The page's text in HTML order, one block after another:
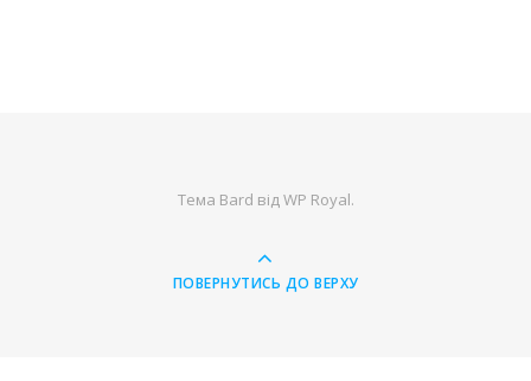
Тема Bard відWP Royal.
ПОВЕРНУТИСЬ ДО ВЕРХУ